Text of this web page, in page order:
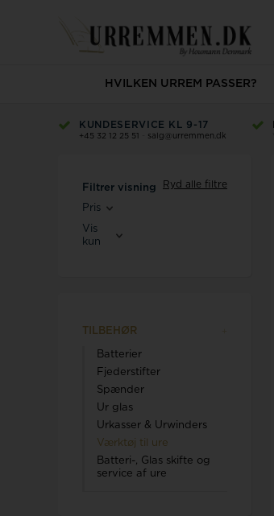
HVILKEN URREM PASSER?
KUNDESERVICE KL 9-17
+45 32 12 25 51 salg@urremmen.dk
Filtrer visning
Pris
Vis
kun
Ryd alle filtre
TILBEHØR
Batterier
Fjederstifter
Spænder
Ur glas
Urkasser & Urwinders
Værktøj til ure
Batteri-, Glas skifte og
service af ure